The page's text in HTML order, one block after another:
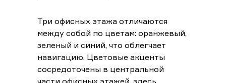
Три офисных этажа отличаются
между собой по цветам: оранжевый,
зеленый и синий, что облегчает
навигацию. Цветовые акценты
сосредоточены в центральной